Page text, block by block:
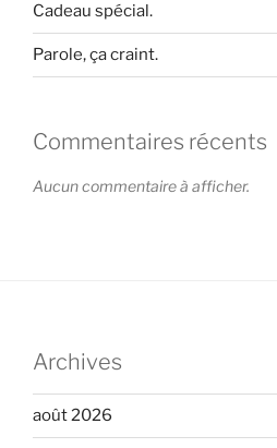
Cadeau spécial.
Parole, ça craint.
Commentaires récents
Aucun commentaire à afficher.
Archives
août 2026